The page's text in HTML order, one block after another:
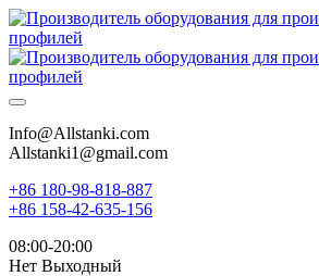
Info@Allstanki.com
Allstanki1@gmail.com
+86 180-98-818-887
+86 158-42-635-156
08:00-20:00
Нет Выходный